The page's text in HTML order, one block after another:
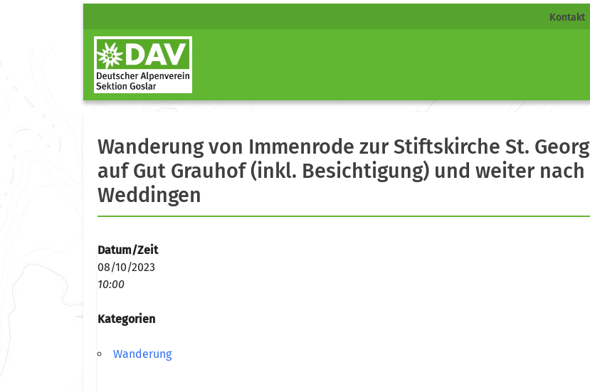
Kontakt
Wanderung von Immenrode zur Stiftskirche St. Georg
auf Gut Grauhof (inkl. Besichtigung) und weiter nach
Weddingen
Datum/Zeit
08/10/2023
10:00
Kategorien
Wanderung